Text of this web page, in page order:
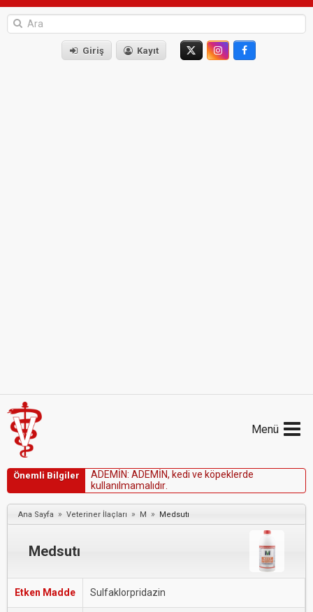
Giriş Kayıt
Menü
Önemli Bilgiler ADEMİN: ADEMİN, kedi ve köpekerde
ku anı mama ıdır
Ana Sayfa » Veteriner İlaçları » M » Medsutı
Medsutı
Etken Madde Sulfaklorpridazin